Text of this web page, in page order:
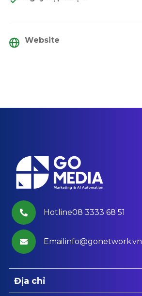
Website
Hotline08 3333 68 51
Emailinfo@gonetwork.vn
Địa chỉ